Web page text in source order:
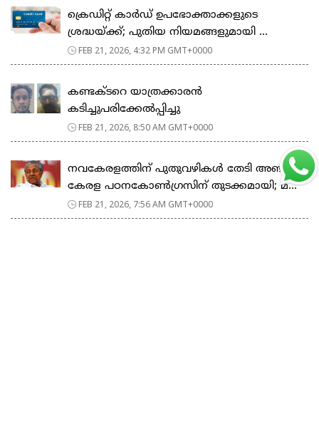
ക്രെഡിറ്റ് കാർഡ് ഉപഭോക്താക്കളുടെ
ശ്രദ്ധയ്ക്ക്; പുതിയ നിയമങ്ങളുമായി ...
FEB 21, 2026, 4:32 PM GMT+0000
കണ്ടക്ടറെ യാത്രക്കാരൻ
കടിച്ചുപരിക്കേൽപ്പിച്ചു
FEB 21, 2026, 8:50 AM GMT+0000
നവകേരളത്തിന് പുതുവഴികൾ തേടി അഞ്ചാം
കേരള പഠനകോൺഗ്രസിന് തുടക്കമായി; മ...
FEB 21, 2026, 7:56 AM GMT+0000